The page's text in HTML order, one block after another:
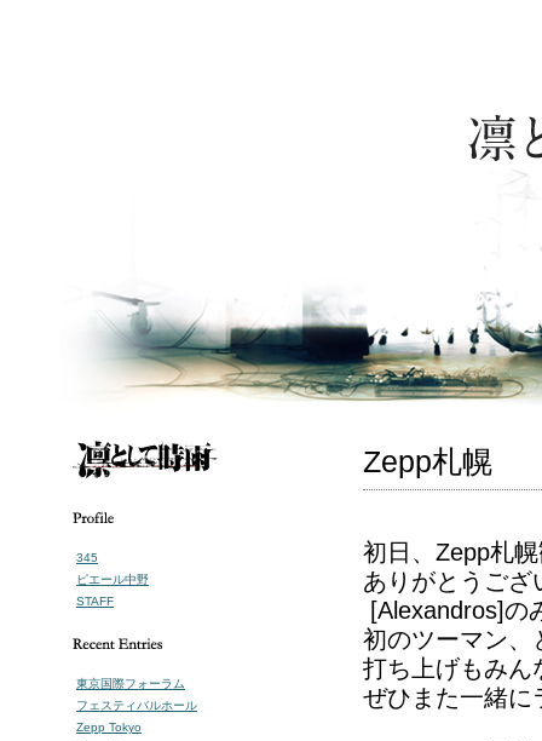
345
ピエール中野
STAFF
東京国際フォーラム
フェスティバルホール
Zepp Tokyo
Zepp札幌
初日、Zepp札
ありがとうござ
[Alexandros]の
初のツーマン、
打ち上げもみん
ぜひまた一緒に